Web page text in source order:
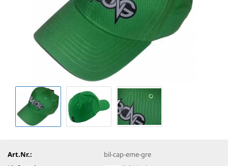
Art.Nr.:
bil-cap-eme-gre